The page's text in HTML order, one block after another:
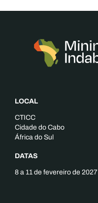
LOCAL
CTICC
Cidade do Cabo
África do Sul
DATAS
8 a 11 de fevereiro de 2027